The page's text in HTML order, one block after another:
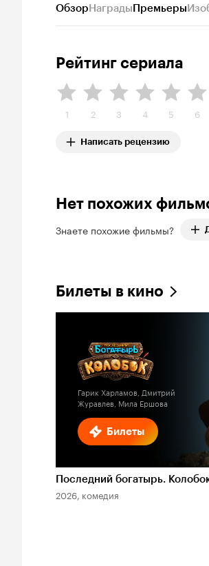
ОбзорНаградыПремьеры
Рейтинг сериала
1 2 3 4 5 6
Написать рецензию
Нет похожих
Знаете похожие фильмы?
Билеты в кино
Билеты
Гарик Харламов, Дмитрий
Журавлев, Мила Ершова
Последний богатырь.
2026, комедия